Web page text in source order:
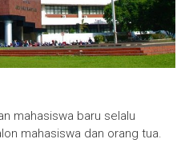
mahasiswa baru selalu
mahasiswa dan orang tua.